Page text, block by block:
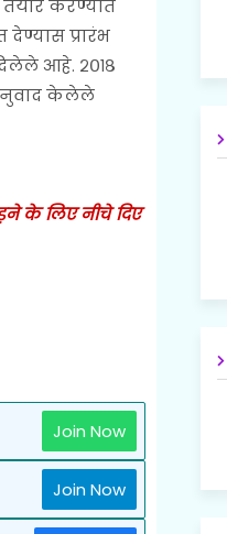
तयार करण्यात
देण्यास प्रारंभ
आहे. २०१८
केलेले
के लिए नीचे दिए
Join Now
Join Now